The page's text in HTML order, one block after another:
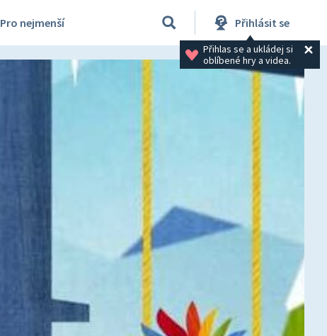
Pro nejmenší Přihlásit se
Přihlas se a ukládej si
oblíbené hry a videa.